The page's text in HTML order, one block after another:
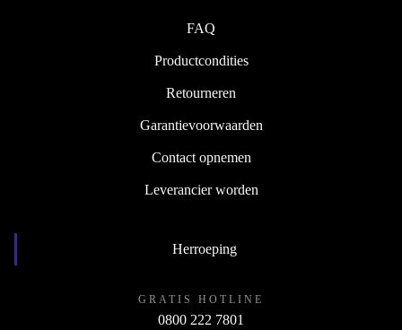
FAQ
Productcondities
Retourneren
Garantievoorwaarden
Contact opnemen
Leverancier worden
Herroeping
GRATIS HOTLINE
0800 222 7801